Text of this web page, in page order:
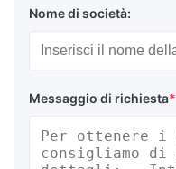
Nome di società:
Messaggio di richiesta*